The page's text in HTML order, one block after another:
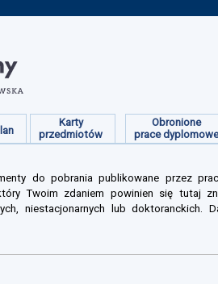
Karty
przedmiotów
Obronione
prace dyplomowe
do pobrania publikowane przez
Twoim zdaniem powinien się tutaj
niestacjonarnych lub doktoranckich.